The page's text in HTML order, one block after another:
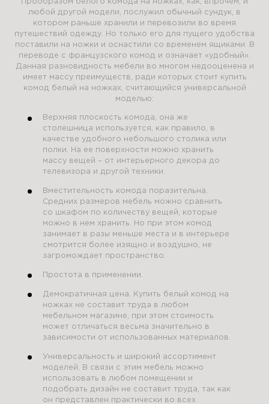
любой другой модели, послужил обычный сундук, в
котором раньше хранили и перевозили во время
путешествий одежду. Но только его для пущего удобства
поставили на ножки и оснастили со временем ящиками. В
переводе с французского комод и означает «удобный».
Данная разновидность мебели во многом недооценена и
имеет массу преимуществ, ради которых стоит купить
комод белый на ножках, считающийся универсальной
моделью:
Верхняя плоскость комода, она же
столешница используется, как правило, в
качестве удобного небольшого столика или
полки. На ее поверхности можно хранить
массу вещей – от интерьерного декора до
телевизора и другой техники.
Вместительность комода поразительна.
Средних размеров мебель можно сравнить
со шкафом по количеству вещей, которые
можно в нем хранить. Но при этом комод
занимает в разы меньше места и в интерьере
смотрится более изящно и воздушно, не
загромождает пространство.
Простота в применении.
Демократичная цена. Купить белый комод на
ножках не составит труда в любом
мебельном магазине, при этом стоимость
может отличаться весьма значительно в
зависимости от использованных материалов.
Универсальность и широкий ассортимент
моделей. В связи с этим мебель можно
использовать в любом помещении и
подобрать дизайн не составит труда, так как
он представлен практически во всех